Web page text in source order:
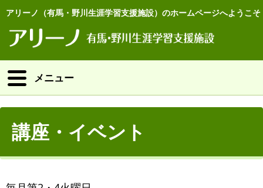
アリーノ（有馬・野川生涯学習支援施設）のホームページへようこそ
メニュー
講座・イベント